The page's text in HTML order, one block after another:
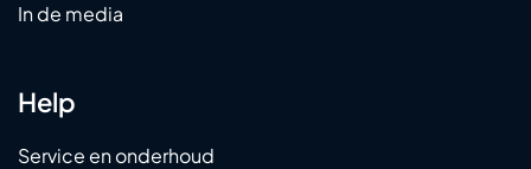
In de media
Help
Service en onderhoud